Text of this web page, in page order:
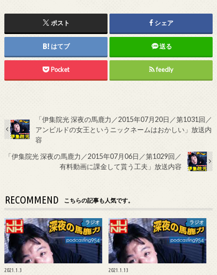
ポスト シェア
はてブ 送る
Pocket feedly
「伊集院光 深夜の馬鹿力／2015年07月20日／第1031回／
アンビルドの女王というニックネームはおかしい」放送内
容
「伊集院光 深夜の馬鹿力／2015年07月06日／第1029回／
有料動画に課金して貰う工夫」放送内容
RECOMMEND こちらの記事も人気です。
ラジオ
2021.1.3
ラジオ
2021.1.13